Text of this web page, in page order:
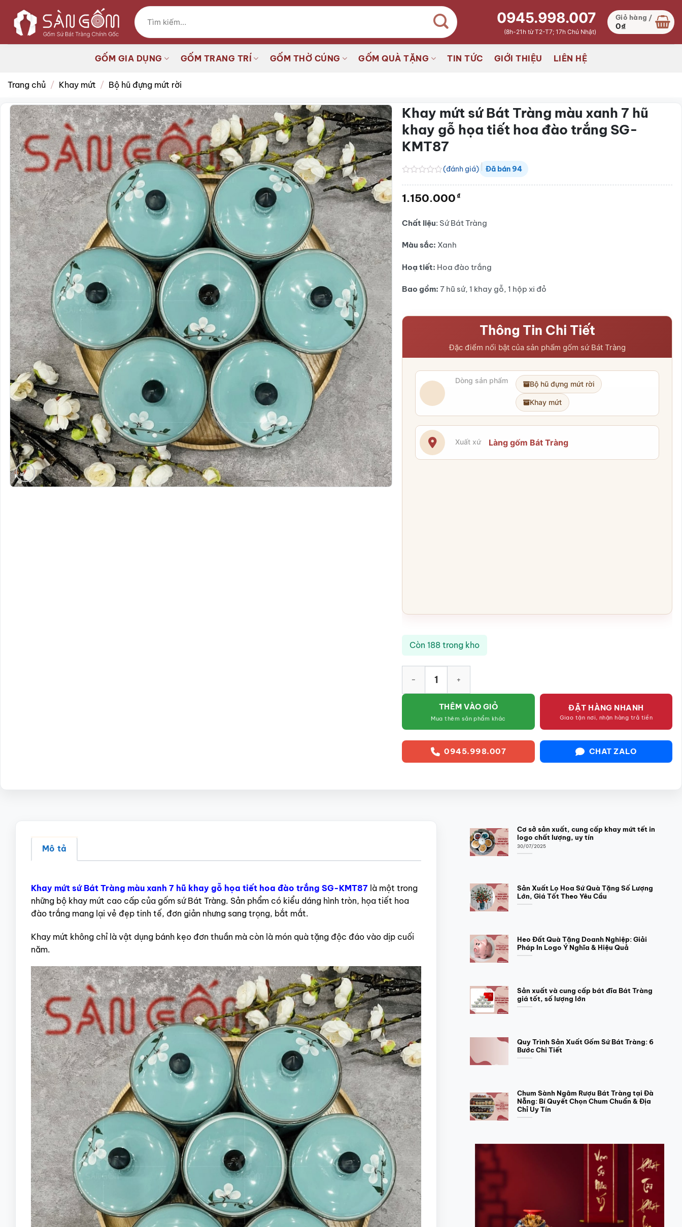
qua
dung
Tìm
kiếm:
0945.998.007
(8h-21h từ T2-T7; 17h Chủ Nhật)
Giỏ hàng /
0₫
GỐM GIA DỤNG GỐM TRANG TRÍ GỐM THỜ CÚNG GỐM QUÀ TẶNG TIN TỨC GIỚI THIỆU LIÊN HỆ
Trang chủ / Khay mứt / Bộ hũ đựng mứt rời
Khay mứt sứ Bát Tràng màu xanh 7 hũ
khay gỗ họa tiết hoa đào trắng SG-
KMT87
hạng
sao
(đánh giá) Đã bán94
1.150.000 ₫
Chất liệu: Sứ Bát Tràng
Màu sắc: Xanh
Hoạ tiết: Hoa đào trắng
Bao gồm: 7 hũ sứ, 1 khay gỗ, 1 hộp xi đỏ
Thông Tin Chi Tiết
Đặc điểm nổi bật của sản phẩm gốm sứ Bát Tràng
Dòng sản phẩm Bộ hũ đựng mứt rời
Khay mứt
Xuất xứ Làng gốm Bát Tràng
Còn 188 trong kho
THÊM VÀO GIỎ
Mua thêm sản phẩm khác
ĐẶT HÀNG NHANH
Giao tận nơi, nhận hàng trả tiền
0945.998.007 CHAT ZALO
Mô tả
Khay mứt sứ Bát Tràng màu xanh 7 hũ khay gỗ họa tiết hoa đào trắng SG-KMT87là một trong
những bộ khay mứt cao cấp của gốm sứ Bát Tràng. Sản phẩm có kiểu dáng hình tròn, họa tiết hoa
đào trắng mang lại vẻ đẹp tinh tế, đơn giản nhưng sang trọng, bắt mắt.
Khay mứt không chỉ là vật dụng bánh kẹo đơn thuần mà còn là món quà tặng độc đáo vào dịp cuối
năm.
Cơ sở sản xuất, cung cấp khay mứt tết in
logo chất lượng, uy tín
30/07/2025
Sản Xuất Lọ Hoa Sứ Quà Tặng Số Lượng
Lớn, Giá Tốt Theo Yêu Cầu
Heo Đất Quà Tặng Doanh Nghiệp: Giải
Pháp In Logo Ý Nghĩa & Hiệu Quả
Sản xuất và cung cấp bát đĩa Bát Tràng
giá tốt, số lượng lớn
Quy Trình Sản Xuất Gốm Sứ Bát Tràng: 6
Bước Chi Tiết
Chum Sành Ngâm Rượu Bát Tràng tại Đà
Nẵng: Bí Quyết Chọn Chum Chuẩn & Địa
Chỉ Uy Tín